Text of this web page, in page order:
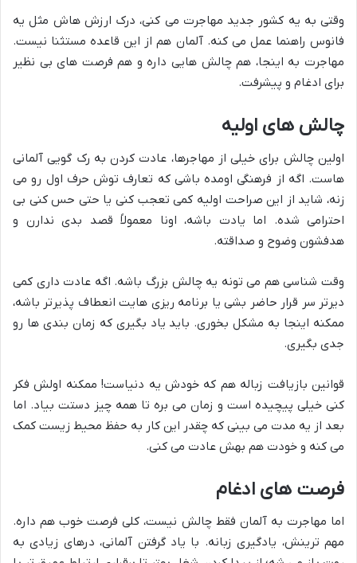
وقتی به یه کشور جدید مهاجرت می کنی، درک ارزش هاش مثل یه
فانوس راهنما عمل می کنه. آلمان هم از این قاعده مستثنا نیست.
مهاجرت به اینجا، هم چالش هایی داره و هم فرصت های بی نظیر
برای ادغام و پیشرفت.
چالش های اولیه
اولین چالش برای خیلی از مهاجرها، عادت کردن به رک گویی آلمانی
هاست. اگه از فرهنگی اومده باشی که تعارف توش حرف اول رو می
زنه، شاید از این صراحت اولیه کمی تعجب کنی یا حتی حس کنی بی
احترامی شده. اما یادت باشه، اونا معمولاً قصد بدی ندارن و
هدفشون وضوح و صداقته.
وقت شناسی هم می تونه یه چالش بزرگ باشه. اگه عادت داری کمی
دیرتر سر قرار حاضر بشی یا برنامه ریزی هایت انعطاف پذیرتر باشه،
ممکنه اینجا به مشکل بخوری. باید یاد بگیری که زمان بندی ها رو
جدی بگیری.
قوانین بازیافت زباله هم که خودش یه دنیاست! ممکنه اولش فکر
کنی خیلی پیچیده است و زمان می بره تا همه چیز دستت بیاد. اما
بعد از یه مدت می بینی که چقدر این کار به حفظ محیط زیست کمک
می کنه و خودت هم بهش عادت می کنی.
فرصت های ادغام
اما مهاجرت به آلمان فقط چالش نیست، کلی فرصت خوب هم داره.
مهم ترینش، یادگیری زبانه. با یاد گرفتن آلمانی، درهای زیادی به